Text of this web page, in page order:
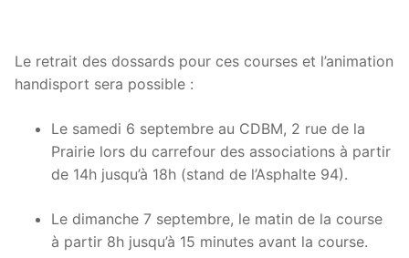
Le retrait des dossards pour ces courses et l’animation
handisport sera possible :
Le samedi 6 septembre au CDBM, 2 rue de la
Prairie lors du carrefour des associations à partir
de 14h jusqu’à 18h (stand de l’Asphalte 94).
Le dimanche 7 septembre, le matin de la course
à partir 8h jusqu’à 15 minutes avant la course.